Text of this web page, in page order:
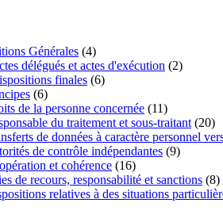
Générales (4)
délégués et actes d'exécution (2)
finales (6)
(6)
de la personne concernée (11)
du traitement et sous-traitant (20)
de données à caractère personnel
de contrôle indépendantes (9)
et cohérence (16)
de recours, responsabilité et sanctions (8)
relatives à des situations